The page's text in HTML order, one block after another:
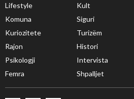
Lifestyle
Kult
Komuna
Siguri
Kuriozitete
Turizëm
Rajon
Histori
Psikologji
Intervista
Femra
Shpalljet